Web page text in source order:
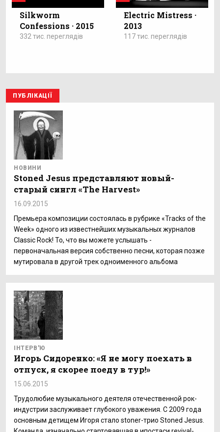
Silkworm
Confessions · 2015
332 тис. переглядів
Electric Mistress ·
2013
117 тис. переглядів
ПУБЛІКАЦІЇ
НОВИНИ
Stoned Jesus представляют новый-
старый сингл «The Harvest»
16.09.2015
Премьера композиции состоялась в рубрике «Tracks of the
Week» одного из известнейших музыкальных журналов
Classic Rock! То, что вы можете услышать -
первоначальная версия собственно песни, которая позже
мутировала в другой трек одноименного альбома
ІНТЕРВ'Ю
Игорь Сидоренко: «Я не могу поехать в
отпуск, я скорее поеду в тур!»
15.06.2015
Трудолюбие музыкального деятеля отечественной рок-
индустрии заслуживает глубокого уважения. С 2009 года
основным детищем Игоря стало stoner-трио Stoned Jesus.